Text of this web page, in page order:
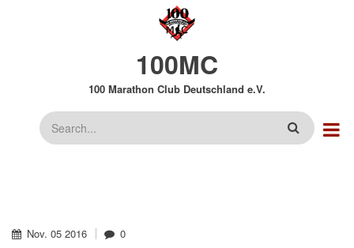
100MC
100 Marathon Club Deutschland e.V.
Suche
Nov. 05 2016 0